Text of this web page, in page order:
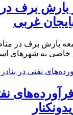
بارش برف
غربی
بارش برف در
خاصی به شهرهای